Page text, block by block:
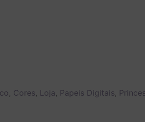
Cores Loja Papeis Digitais